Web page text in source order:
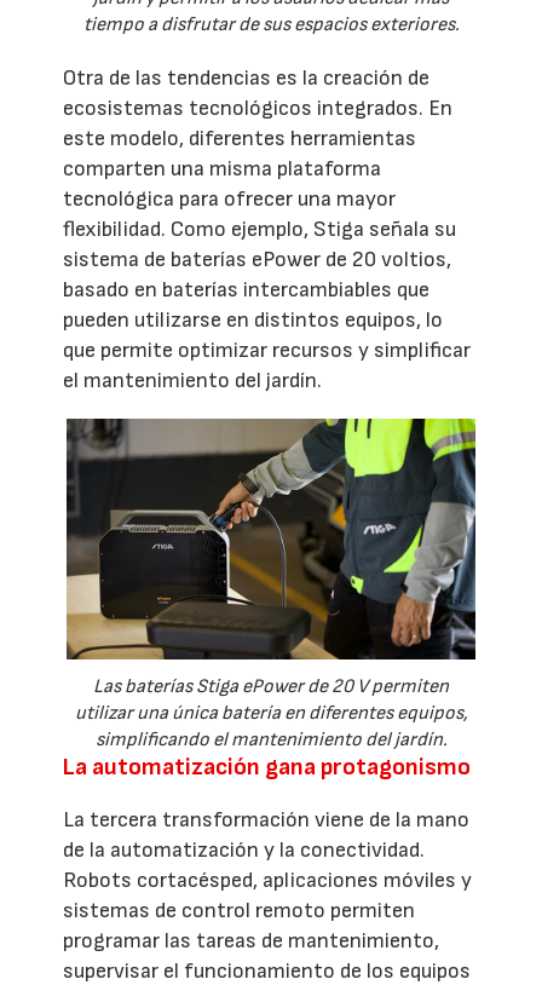
tiempo a disfrutar de sus espacios exteriores.
Otra de las tendencias es la creación de
ecosistemas tecnológicos integrados. En
este modelo, diferentes herramientas
comparten una misma plataforma
tecnológica para ofrecer una mayor
flexibilidad. Como ejemplo, Stiga señala su
sistema de baterías ePower de 20 voltios,
basado en baterías intercambiables que
pueden utilizarse en distintos equipos, lo
que permite optimizar recursos y simplificar
el mantenimiento del jardín.
Las baterías Stiga ePower de 20 V permiten
utilizar una única batería en diferentes equipos,
simplificando el mantenimiento del jardín.
La automatización gana protagonismo
La tercera transformación viene de la mano
de la automatización y la conectividad.
Robots cortacésped, aplicaciones móviles y
sistemas de control remoto permiten
programar las tareas de mantenimiento,
supervisar el funcionamiento de los equipos